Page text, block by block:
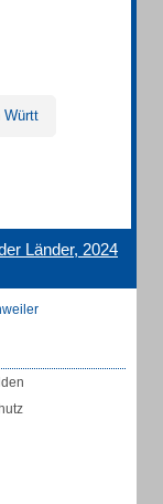
Württ
Länder, 2024